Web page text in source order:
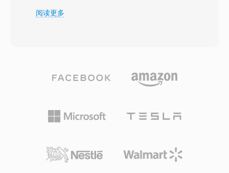
和背景噪声水平。当链路质量下降时，编码器切换
一分钟AMR音频仅占约90 KB，非常适合带宽受限
势是内置的语音活动检测和舒适噪声生成功能，可
在静音期间减少传输。虽然AMR因窄带宽（300-
能提供出色的语音可懂度。
阅读更多